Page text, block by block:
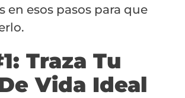
en esos pasos para que
Traza Tu
Vida Ideal